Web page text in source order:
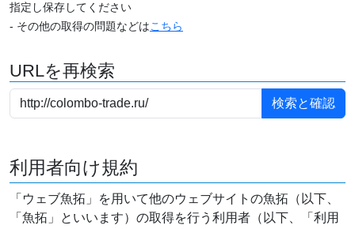
指定し保存してください
- その他の取得の問題などはこちら
URLを再検索
利用者向け規約
「ウェブ魚拓」を用いて他のウェブサイトの魚拓（以下、
「魚拓」といいます）の取得を行う利用者（以下、「利用